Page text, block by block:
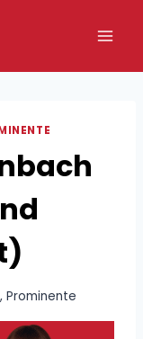
, Prominente